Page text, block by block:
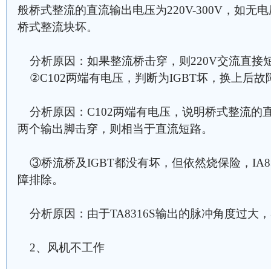
般桥式整流的直流输出电压为220V-300V，如无
桥式整流块坏。
分析原因：如果整流桥击穿，则220V交流直接
②C102两端有电压，判断为IGBT坏，换上后故
分析原因：C102两端有电压，说明桥式整流的
两个输出脚击穿，则相当于直流短路。
③桥流桥及IGBT都没有坏，但依然烧保险，
障排除。
分析原因：由于TA8316S输出的脉冲角度过大
2、风机不工作